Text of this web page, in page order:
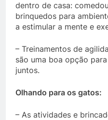
dentro de casa:
brinquedos para
a estimular a mente e
– Treinamentos de
são uma boa opção
juntos.
Olhando para os gatos:
– As atividades e